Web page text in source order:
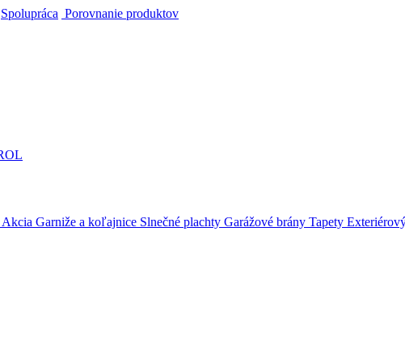
Spolupráca Porovnanie produktov
Akcia Garniže a koľajnice Slnečné plachty Garážové brány Tapety